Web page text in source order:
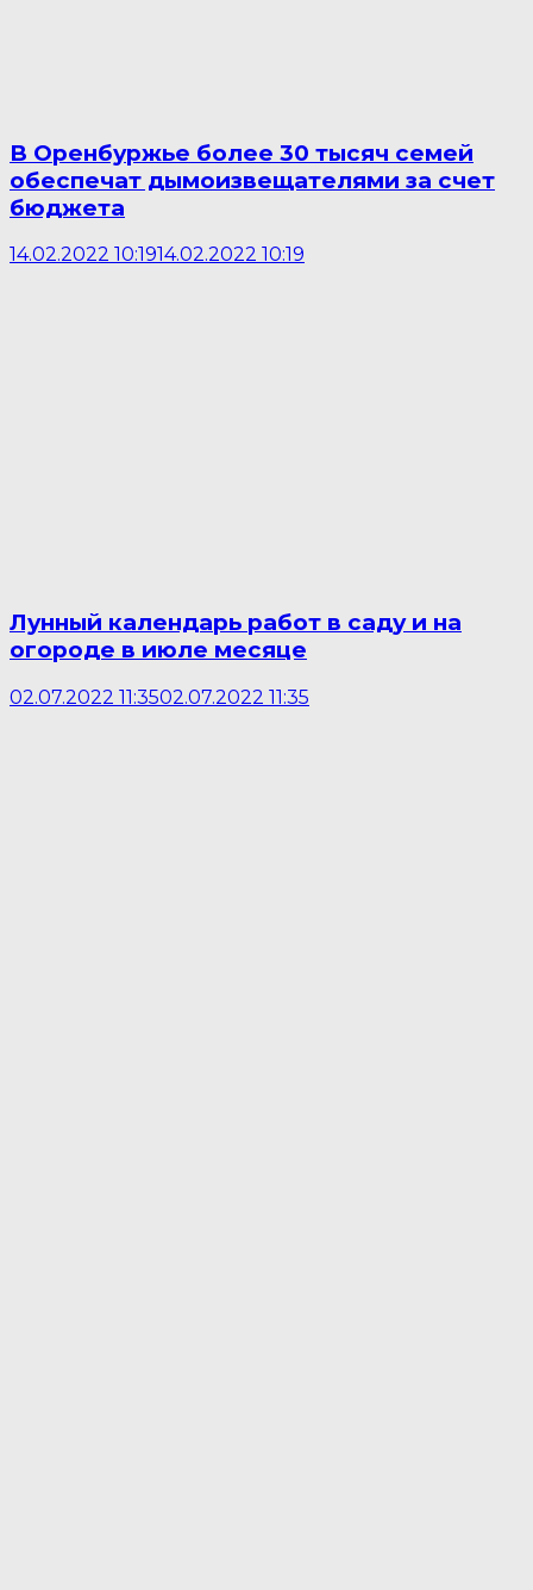
В Оренбуржье более 30 тысяч семей
обеспечат дымоизвещателями за счет
бюджета
14.02.2022 10:1914.02.2022 10:19
Лунный календарь работ в саду и на
огороде в июле месяце
02.07.2022 11:3502.07.2022 11:35